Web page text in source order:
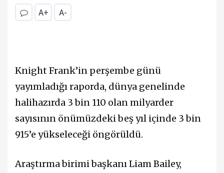
A+ A-
Knight Frank’in perşembe günü
yayımladığı raporda, dünya genelinde
halihazırda 3 bin 110 olan milyarder
sayısının önümüzdeki beş yıl içinde 3 bin
915’e yükseleceği öngörüldü.
Araştırma birimi başkanı Liam Bailey,